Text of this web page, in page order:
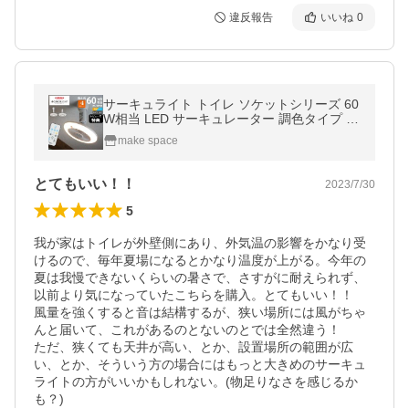
違反報告 いいね 0
サーキュライト トイレ ソケットシリーズ 60
W相当 LED サーキュレーター 調色タイプ 人
感センサー付き E26 ソケットモデル 引っ
掛け ドウシシャ
make space
とてもいい！！ 2023/7/30
5
我が家はトイレが外壁側にあり、外気温の影響をかなり受
けるので、毎年夏場になるとかなり温度が上がる。今年の
夏は我慢できないくらいの暑さで、さすがに耐えられず、
以前より気になっていたこちらを購入。とてもいい！！
風量を強くすると音は結構するが、狭い場所には風がちゃ
んと届いて、これがあるのとないのとでは全然違う！
ただ、狭くても天井が高い、とか、設置場所の範囲が広
い、とか、そういう方の場合にはもっと大きめのサーキュ
ライトの方がいいかもしれない。(物足りなさを感じるか
も？)